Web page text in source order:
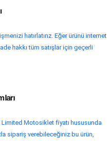
hatırlatırız. Eğer ürünü internet
hakkı tüm satışlar için geçerli
Limited Motosiklet fiyatı hususunda
sipariş verebileceğiniz bu ürün,